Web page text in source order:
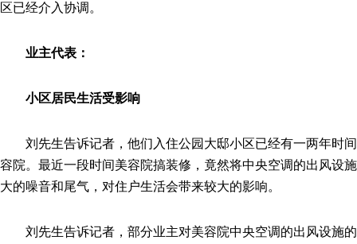
区已经介入协调。
业主代表：
小区居民生活受影响
刘先生告诉记者，他们入住公园大邸小区已经有一两年时
容院。最近一段时间美容院搞装修，竟然将中央空调的出风设
大的噪音和尾气，对住户生活会带来较大的影响。
刘先生告诉记者，部分业主对美容院中央空调的出风设施